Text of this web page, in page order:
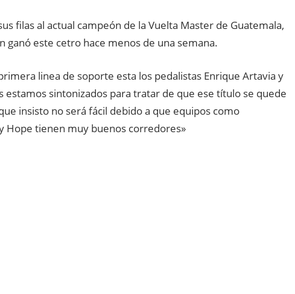
filas al actual campeón de la Vuelta Master de Guatemala,
ganó este cetro hace menos de una semana.
linea de soporte esta los pedalistas Enrique Artavia y
estamos sintonizados para tratar de que ese título se quede
insisto no será fácil debido a que equipos como
Hope tienen muy buenos corredores»